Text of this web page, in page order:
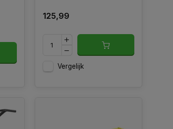
125,99
Vergelijk